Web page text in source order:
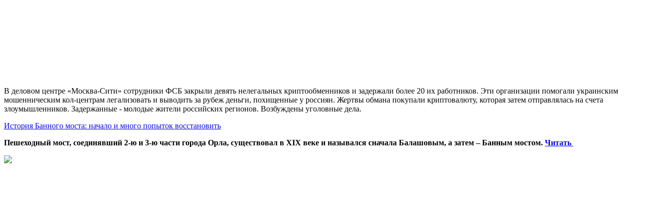
В деловом центре «Москва-Сити» сотрудники ФСБ закрыли девять нелегальных криптообменников и задержали более 20 их работников. Эти организации помогали украинским
мошенническим кол-центрам легализовать и выводить за рубеж деньги, похищенные у россиян. Жертвы обмана покупали криптовалюту, которая затем отправлялась на счета
злоумышленников. Задержанные - молодые жители российских регионов. Возбуждены уголовные дела.
История Банного моста: начало и много попыток восстановить
Пешеходный мост, соединявший 2-ю и 3-ю части города Орла, существовал в XIX веке и назывался сначала Балашовым, а затем – Банным мостом. Читать